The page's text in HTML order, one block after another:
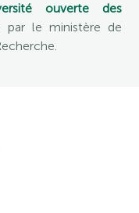
ouverte des
par le ministère de